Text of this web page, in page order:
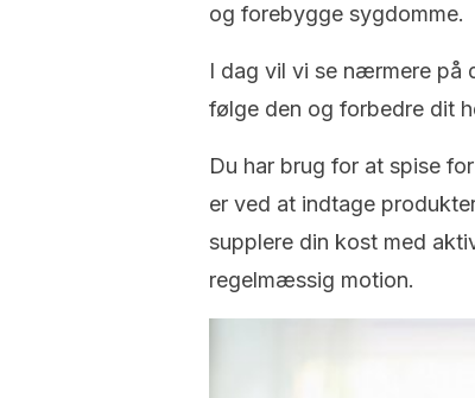
og forebygge sygdomme.
I dag vil vi se nærmere på
følge den og forbedre dit
Du har brug for at spise
er ved at indtage
supplere din kost med
regelmæssig motion.